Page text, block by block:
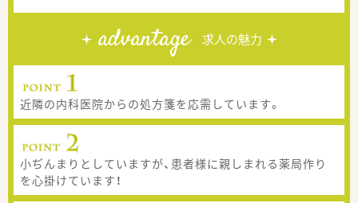
advantage 求人の魅力
近隣の内科医院からの処方箋を応需しています。
小ぢんまりとしていますが、患者様に親しまれる薬局作り
を心掛けています！